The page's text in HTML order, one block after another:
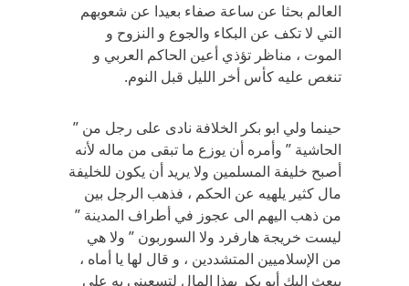
العالم بحثا عن ساعة صفاء بعيدا عن شعوبهم
التي لا تكف عن البكاء والجوع و النزوح و
الموت ، مناظر تؤذي أعين الحاكم العربي و
تنغص عليه كأس أخر الليل قبل النوم.
حينما ولي ابو بكر الخلافة نادى على رجل من ”
الحاشية ” وأمره أن يوزع ما تبقى من ماله لأنه
أصبح خليفة المسلمين ولا يريد أن يكون للخليفة
مال كثير يلهيه عن الحكم ، فذهب الرجل بين
من ذهب اليهم الى عجوز في أطراف المدينة ”
ليست خريجة هارفرد ولا السوربون ” ولا هي
من الإسلاميين المتشددين ، و قال لها يا أماه ،
يبعث اليك أبو بكر بهذا المال لتسعيني به على